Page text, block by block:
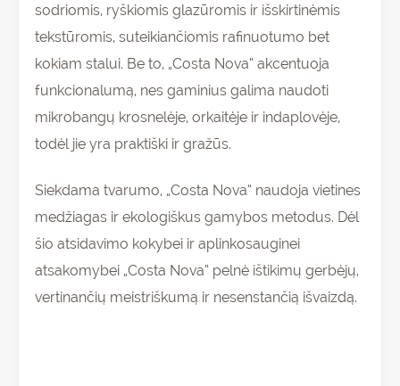
sodriomis, ryškiomis glazūromis ir išskirtinėmis
tekstūromis, suteikiančiomis rafinuotumo bet
kokiam stalui. Be to, „Costa Nova“ akcentuoja
funkcionalumą, nes gaminius galima naudoti
mikrobangų krosnelėje, orkaitėje ir indaplovėje,
todėl jie yra praktiški ir gražūs.
Siekdama tvarumo, „Costa Nova“ naudoja vietines
medžiagas ir ekologiškus gamybos metodus. Dėl
šio atsidavimo kokybei ir aplinkosauginei
atsakomybei „Costa Nova“ pelnė ištikimų gerbėjų,
vertinančių meistriškumą ir nesenstančią išvaizdą.